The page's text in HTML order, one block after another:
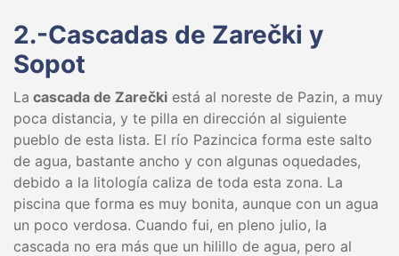
2.-Cascadas de Zarečki y
Sopot
La cascada de Zarečki está al noreste de Pazin, a muy
poca distancia, y te pilla en dirección al siguiente
pueblo de esta lista. El río Pazincica forma este salto
de agua, bastante ancho y con algunas oquedades,
debido a la litología caliza de toda esta zona. La
piscina que forma es muy bonita, aunque con un agua
un poco verdosa. Cuando fui, en pleno julio, la
cascada no era más que un hilillo de agua, pero al